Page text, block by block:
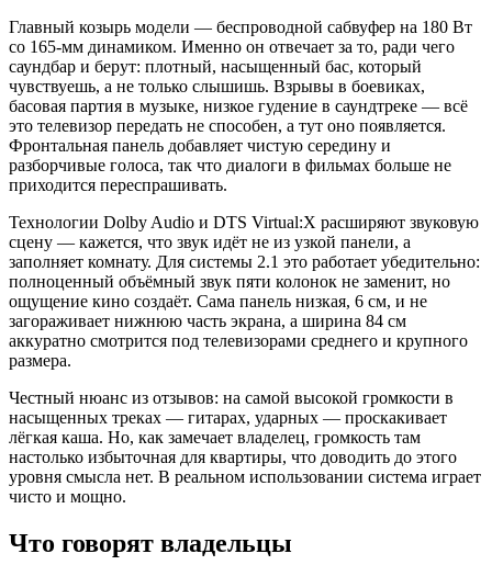
Главный козырь модели — беспроводной сабвуфер на 180 Вт
со 165-мм динамиком. Именно он отвечает за то, ради чего
саундбар и берут: плотный, насыщенный бас, который
чувствуешь, а не только слышишь. Взрывы в боевиках,
басовая партия в музыке, низкое гудение в саундтреке — всё
это телевизор передать не способен, а тут оно появляется.
Фронтальная панель добавляет чистую середину и
разборчивые голоса, так что диалоги в фильмах больше не
приходится переспрашивать.
Технологии Dolby Audio и DTS Virtual:X расширяют звуковую
сцену — кажется, что звук идёт не из узкой панели, а
заполняет комнату. Для системы 2.1 это работает убедительно:
полноценный объёмный звук пяти колонок не заменит, но
ощущение кино создаёт. Сама панель низкая, 6 см, и не
загораживает нижнюю часть экрана, а ширина 84 см
аккуратно смотрится под телевизорами среднего и крупного
размера.
Честный нюанс из отзывов: на самой высокой громкости в
насыщенных треках — гитарах, ударных — проскакивает
лёгкая каша. Но, как замечает владелец, громкость там
настолько избыточная для квартиры, что доводить до этого
уровня смысла нет. В реальном использовании система играет
чисто и мощно.
Что говорят владельцы